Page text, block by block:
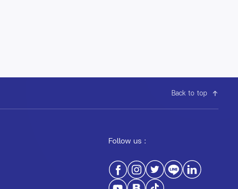
Back to top
Follow us :